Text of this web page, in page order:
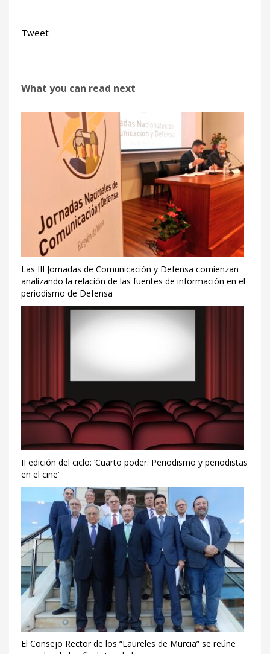
Tweet
What you can read next
Las III Jornadas de Comunicación y Defensa comienzan
analizando la relación de las fuentes de información en el
periodismo de Defensa
II edición del ciclo: ‘Cuarto poder: Periodismo y periodistas
en el cine’
El Consejo Rector de los “Laureles de Murcia” se reúne